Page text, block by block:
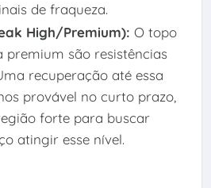
de fraqueza.
High/Premium): O topo
premium são resistências
recuperação até essa
provável no curto prazo,
forte para buscar
atingir esse nível.